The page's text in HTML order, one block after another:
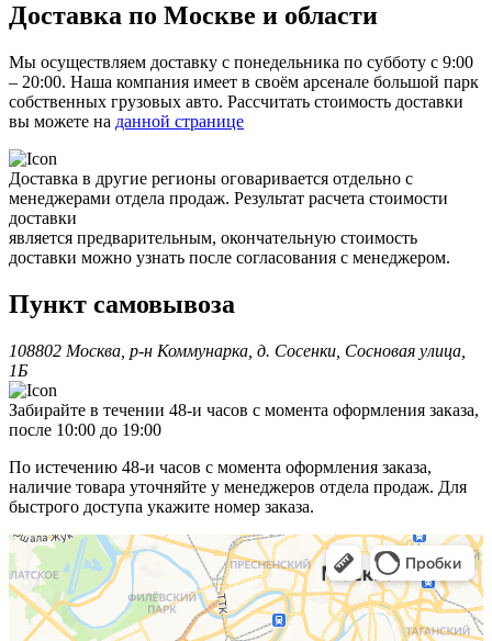
Доставка по Москве и области
Мы осуществляем доставку с понедельника по субботу с 9:00
– 20:00. Наша компания имеет в своём арсенале большой парк
собственных грузовых авто. Рассчитать стоимость доставки
вы можете на данной странице
Доставка в другие регионы оговаривается отдельно с
менеджерами отдела продаж. Результат расчета стоимости
доставки
является предварительным, окончательную стоимость
доставки можно узнать после согласования с менеджером.
Пункт самовывоза
108802 Москва, р-н Коммунарка, д. Сосенки, Сосновая улица,
1Б
Забирайте в течении 48-и часов с момента оформления заказа,
после 10:00 до 19:00
По истечению 48-и часов с момента оформления заказа,
наличие товара уточняйте у менеджеров отдела продаж. Для
быстрого доступа укажите номер заказа.